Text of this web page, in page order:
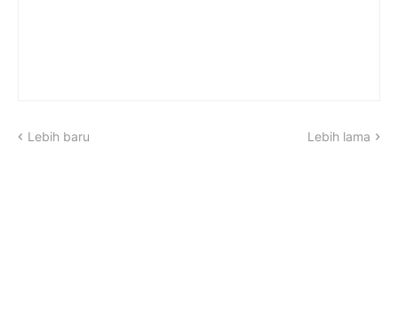
Lebih baru Lebih lama